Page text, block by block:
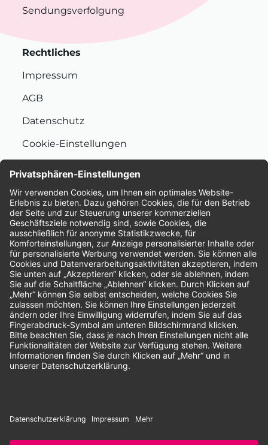
Sendungsverfolgung
Rechtliches
Impressum
AGB
Datenschutz
Cookie-Einstellungen
Bewertungen
Unsere Zahlungsarten:
Rechnung SEPA-Lastschrift Vorkasse